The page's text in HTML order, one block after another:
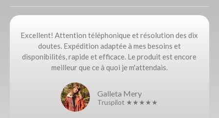
Excellent! Attention téléphonique et résolution des dix
doutes. Expédition adaptée à mes besoins et
disponibilités, rapide et efficace. Le produit est encore
meilleur que ce à quoi je m'attendais.
Galleta Mery
Truspilot ★★★★★